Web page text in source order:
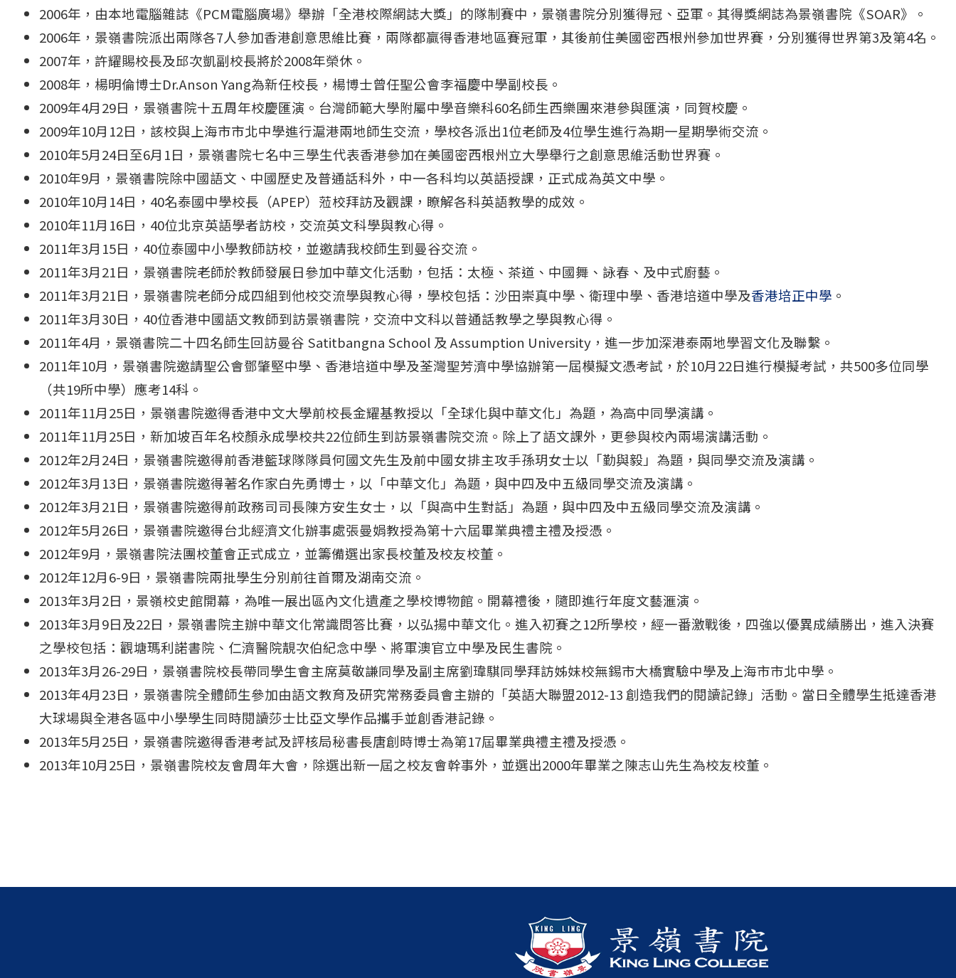
2006年，由本地電腦雜誌《PCM電腦廣場》舉辦「全港校際網誌大獎」的隊制賽中，景嶺書院分別獲得冠、亞軍。其得獎網誌為景嶺書院《SOAR》。
2006年，景嶺書院派出兩隊各7人參加香港創意思維比賽，兩隊都贏得香港地區賽冠軍，其後前住美國密西根州參加世界賽，分別獲得世界第3及第4名。
2007年，許耀賜校長及邱次凱副校長將於2008年榮休。
2008年，楊明倫博士Dr.Anson Yang為新任校長，楊博士曾任聖公會李福慶中學副校長。
2009年4月29日，景嶺書院十五周年校慶匯演。台灣師範大學附屬中學音樂科60名師生西樂團來港參與匯演，同賀校慶。
2009年10月12日，該校與上海市市北中學進行滬港兩地師生交流，學校各派出1位老師及4位學生進行為期一星期學術交流。
2010年5月24日至6月1日，景嶺書院七名中三學生代表香港參加在美國密西根州立大學舉行之創意思維活動世界賽。
2010年9月，景嶺書院除中國語文、中國歷史及普通話科外，中一各科均以英語授課，正式成為英文中學。
2010年10月14日，40名泰國中學校長（APEP）蒞校拜訪及觀課，瞭解各科英語教學的成效。
2010年11月16日，40位北京英語學者訪校，交流英文科學與教心得。
2011年3月15日，40位泰國中小學教師訪校，並邀請我校師生到曼谷交流。
2011年3月21日，景嶺書院老師於教師發展日參加中華文化活動，包括：太極、茶道、中國舞、詠春、及中式廚藝。
2011年3月21日，景嶺書院老師分成四組到他校交流學與教心得，學校包括：沙田崇真中學、衛理中學、香港培道中學及香港培正中學 。
2011年3月30日，40位香港中國語文教師到訪景嶺書院，交流中文科以普通話教學之學與教心得。
2011年4月，景嶺書院二十四名師生回訪曼谷 Satitbangna School 及 Assumption University，進一步加深港泰兩地學習文化及聯繫。
2011年10月，景嶺書院邀請聖公會鄧肇堅中學、香港培道中學及荃灣聖芳濟中學協辦第一屆模擬文憑考試，於10月22日進行模擬考試，共500多位同學
（共19所中學）應考14科。
2011年11月25日，景嶺書院邀得香港中文大學前校長金耀基教授以「全球化與中華文化」為題，為高中同學演講。
2011年11月25日，新加坡百年名校顏永成學校共22位師生到訪景嶺書院交流。除上了語文課外，更參與校內兩場演講活動。
2012年2月24日，景嶺書院邀得前香港籃球隊隊員何國文先生及前中國女排主攻手孫玥女士以「勤與毅」為題，與同學交流及演講。
2012年3月13日，景嶺書院邀得著名作家白先勇博士，以「中華文化」為題，與中四及中五級同學交流及演講。
2012年3月21日，景嶺書院邀得前政務司司長陳方安生女士，以「與高中生對話」為題，與中四及中五級同學交流及演講。
2012年5月26日，景嶺書院邀得台北經濟文化辦事處張曼娟教授為第十六屆畢業典禮主禮及授憑。
2012年9月，景嶺書院法團校董會正式成立，並籌備選出家長校董及校友校董。
2012年12月6-9日，景嶺書院兩批學生分別前往首爾及湖南交流。
2013年3月2日，景嶺校史館開幕，為唯一展出區內文化遺產之學校博物館。開幕禮後，隨即進行年度文藝滙演。
2013年3月9日及22日，景嶺書院主辦中華文化常識問答比賽，以弘揚中華文化。進入初賽之12所學校，經一番激戰後，四強以優異成績勝出，進入決賽
之學校包括：觀塘瑪利諾書院、仁濟醫院靚次伯紀念中學、將軍澳官立中學及民生書院。
2013年3月26-29日，景嶺書院校長帶同學生會主席莫敬謙同學及副主席劉瑋騏同學拜訪姊妹校無錫市大橋實驗中學及上海市市北中學。
2013年4月23日，景嶺書院全體師生參加由語文教育及研究常務委員會主辦的「英語大聯盟2012-13 創造我們的閱讀記錄」活動。當日全體學生抵達香港
大球場與全港各區中小學學生同時閱讀莎士比亞文學作品攜手並創香港記錄。
2013年5月25日，景嶺書院邀得香港考試及評核局秘書長唐創時博士為第17屆畢業典禮主禮及授憑。
2013年10月25日，景嶺書院校友會周年大會，除選出新一屆之校友會幹事外，並選出2000年畢業之陳志山先生為校友校董。